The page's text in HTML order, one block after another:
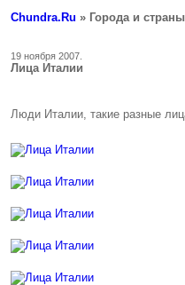
Chundra.Ru » Города и
19 ноября 2007.
Лица Италии
Люди Италии, такие разные